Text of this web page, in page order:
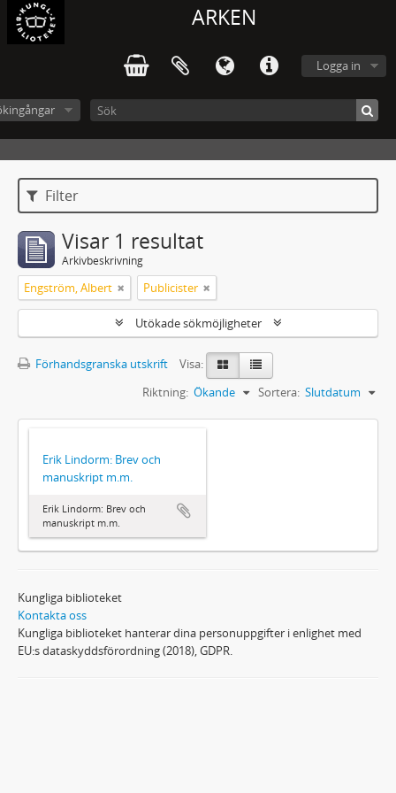
ARKEN
Logga in
Filter
Visar 1 resultat
Arkivbeskrivning
Engström, Albert Publicister
Utökade sökmöjligheter
Förhandsgranska utskrift
Visa:
Sortera: Slutdatum
Riktning: Ökande
Erik Lindorm: Brev och
manuskript m.m.
Erik Lindorm: Brev och
manuskript m.m.
Kungliga biblioteket
Kontakta oss
Kungliga biblioteket hanterar dina personuppgifter i enlighet med
EU:s dataskyddsförordning (2018), GDPR.